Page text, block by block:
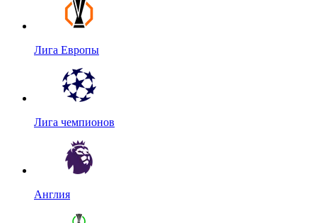
Лига Европы
Лига чемпионов
Англия